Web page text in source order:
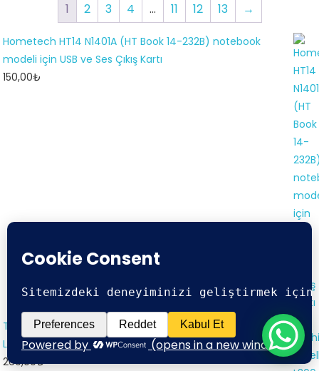
1 2 3 4 … 11 12 13 →
Hometech HT14 N1401A (HT Book 14-232B) notebook
modeli için USB ve Ses Çıkış Kartı
150,00₺
Toshiba Satellite L300 L305 L300D L305D Ekran Arka Kasa
Lcd Cover V000130840 GRİ
260,00₺